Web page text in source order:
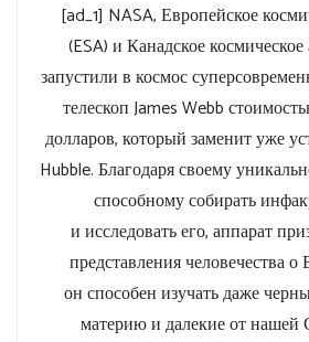
[ad_1] NASA, Европейское
(ESA) и Канадское космическое
запустили в космос
телескоп James Webb
долларов, который заменит уже
Hubble. Благодаря своему
способному собирать
и исследовать его, аппарат
представления человечества
он способен изучать даже
материю и далекие от нашей